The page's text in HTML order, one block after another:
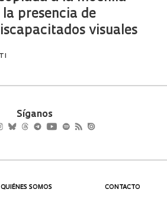
Síganos
QUIÉNES SOMOS CONTACTO